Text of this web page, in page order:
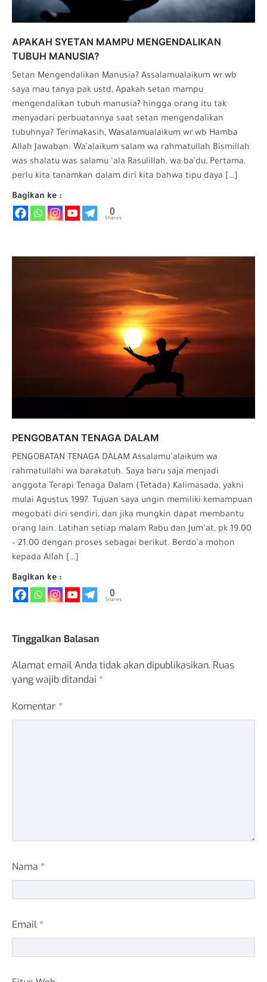
APAKAH SYETAN MAMPU MENGENDALIKAN
TUBUH MANUSIA?
Setan Mengendalikan Manusia? Assalamualaikum wr.wb
saya mau tanya pak ustd, Apakah setan mampu
mengendalikan tubuh manusia? hingga orang itu tak
menyadari perbuatannya saat setan mengendalikan
tubuhnya? Terimakasih, Wasalamualaikum wr.wb Hamba
Allah Jawaban: Wa’alaikum salam wa rahmatullah Bismillah
was shalatu was salamu ‘ala Rasulillah, wa ba’du, Pertama,
perlu kita tanamkan dalam diri kita bahwa tipu daya […]
Bagikan ke :
0
Shares
PENGOBATAN TENAGA DALAM
PENGOBATAN TENAGA DALAM Assalamu’alaikum wa
rahmatullahi wa barakatuh. Saya baru saja menjadi
anggota Terapi Tenaga Dalam (Tetada) Kalimasada, yakni
mulai Agustus 1997. Tujuan saya ungin memiliki kemampuan
megobati diri sendiri, dan jika mungkin dapat membantu
orang lain. Latihan setiap malam Rabu dan Jum’at, pk 19.00
– 21.00 dengan proses sebagai berikut. Berdo’a mohon
kepada Allah […]
Bagikan ke :
0
Shares
Tinggalkan Balasan
Alamat email Anda tidak akan dipublikasikan. Ruas
yang wajib ditandai *
Komentar *
Nama *
Email *